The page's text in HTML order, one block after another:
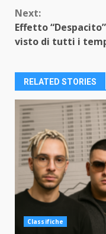
Next:
Effetto
visto di tutti i
RELATED STORIES
Classifiche